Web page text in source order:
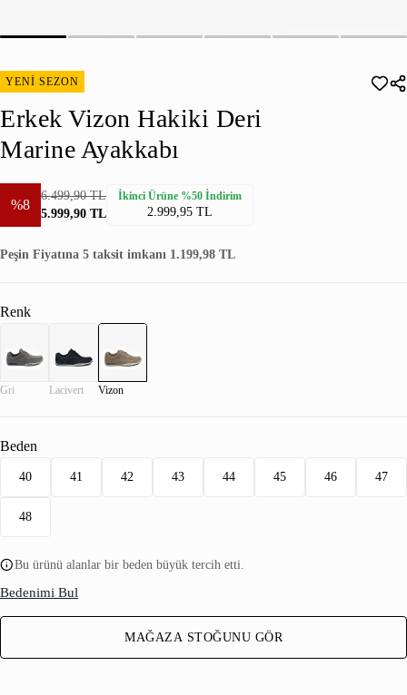
YENİ SEZON
Erkek Vizon Hakiki Deri
Marine Ayakkabı
%8
6.499,90 TL
5.999,90 TL
İkinci Ürüne %50 İndirim
2.999,95 TL
Peşin Fiyatına 5 taksit imkanı 1.199,98 TL
Renk
Gri Lacivert Vizon
Beden
40 41 42 43 44 45 46 47
48
Bu ürünü alanlar bir beden büyük tercih etti.
Bedenimi Bul
MAĞAZA STOĞUNU GÖR